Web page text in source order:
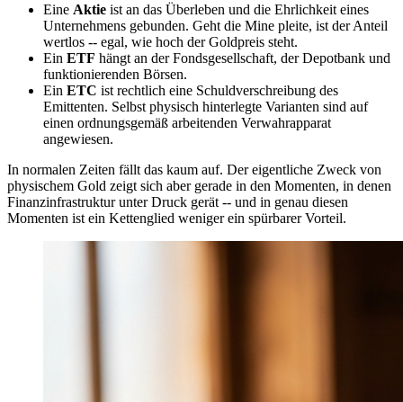
Eine Aktie ist an das Überleben und die Ehrlichkeit eines
Unternehmens gebunden. Geht die Mine pleite, ist der Anteil
wertlos -- egal, wie hoch der Goldpreis steht.
Ein ETF hängt an der Fondsgesellschaft, der Depotbank und
funktionierenden Börsen.
Ein ETC ist rechtlich eine Schuldverschreibung des
Emittenten. Selbst physisch hinterlegte Varianten sind auf
einen ordnungsgemäß arbeitenden Verwahrapparat
angewiesen.
In normalen Zeiten fällt das kaum auf. Der eigentliche Zweck von
physischem Gold zeigt sich aber gerade in den Momenten, in denen
Finanzinfrastruktur unter Druck gerät -- und in genau diesen
Momenten ist ein Kettenglied weniger ein spürbarer Vorteil.